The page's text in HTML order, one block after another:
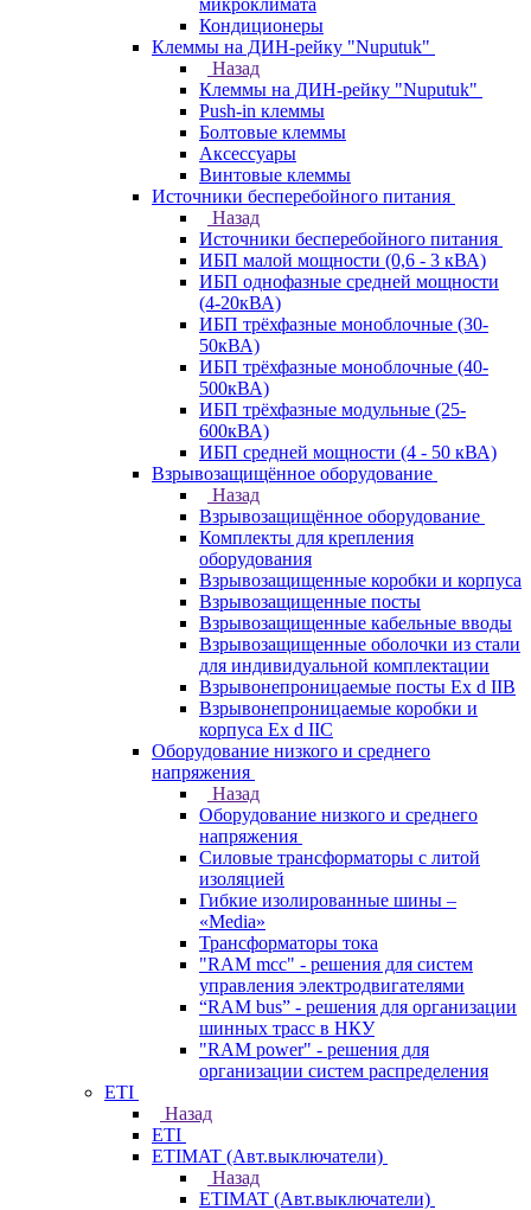
микроклимата
Кондиционеры
Клеммы на ДИН-рейку "Nuputuk"
Назад
Клеммы на ДИН-рейку "Nuputuk"
Push-in клеммы
Болтовые клеммы
Аксессуары
Винтовые клеммы
Источники бесперебойного питания
Назад
Источники бесперебойного питания
ИБП малой мощности (0,6 - 3 кВА)
ИБП однофазные средней мощности
(4-20кВА)
ИБП трёхфазные моноблочные (30-
50кВА)
ИБП трёхфазные моноблочные (40-
500кВА)
ИБП трёхфазные модульные (25-
600кВА)
ИБП средней мощности (4 - 50 кВА)
Взрывозащищённое оборудование
Назад
Взрывозащищённое оборудование
Комплекты для крепления
оборудования
Взрывозащищенные коробки и корпуса
Взрывозащищенные посты
Взрывозащищенные кабельные вводы
Взрывозащищенные оболочки из стали
для индивидуальной комплектации
Взрывонепроницаемые посты Ex d IIB
Взрывонепроницаемые коробки и
корпуса Ex d IIС
Оборудование низкого и среднего
напряжения
Назад
Оборудование низкого и среднего
напряжения
Силовые трансформаторы с литой
изоляцией
Гибкие изолированные шины –
«Media»
Трансформаторы тока
"RAM mcc" - решения для систем
управления электродвигателями
“RAM bus” - решения для организации
шинных трасс в НКУ
"RAM power" - решения для
организации систем распределения
ETI
Назад
ETI
ETIMAT (Авт.выключатели)
Назад
ETIMAT (Авт.выключатели)